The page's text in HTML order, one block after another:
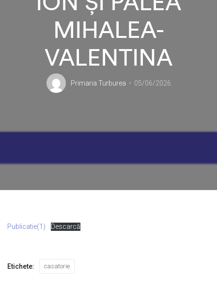
MIHALEA-
VALENTINA
Primaria Turburea 05/06/2026
Publicatie(1) Descarcă
Etichete: casatorie